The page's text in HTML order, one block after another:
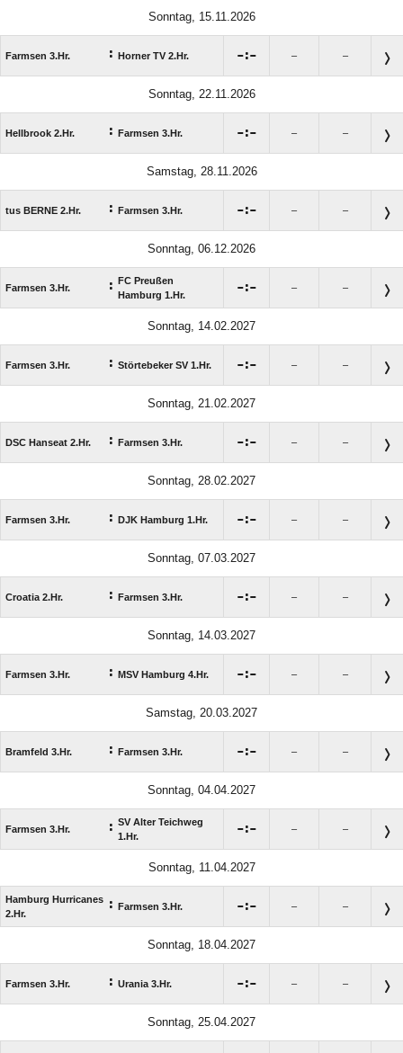
Sonntag, 15.11.2026
Farmsen 3.Hr. : Horner TV 2.Hr. : – –
Sonntag, 22.11.2026
Hellbrook 2.Hr. : Farmsen 3.Hr. : – –
Samstag, 28.11.2026
tus BERNE 2.Hr. : Farmsen 3.Hr. : – –
Sonntag, 06.12.2026
Farmsen 3.Hr. : FC Preußen
Hamburg 1.Hr.
: – –
Sonntag, 14.02.2027
Farmsen 3.Hr. : Störtebeker SV 1.Hr. : – –
Sonntag, 21.02.2027
DSC Hanseat 2.Hr. : Farmsen 3.Hr. : – –
Sonntag, 28.02.2027
Farmsen 3.Hr. : DJK Hamburg 1.Hr. : – –
Sonntag, 07.03.2027
Croatia 2.Hr. : Farmsen 3.Hr. : – –
Sonntag, 14.03.2027
Farmsen 3.Hr. : MSV Hamburg 4.Hr. : – –
Samstag, 20.03.2027
Bramfeld 3.Hr. : Farmsen 3.Hr. : – –
Sonntag, 04.04.2027
Farmsen 3.Hr. : SV Alter Teichweg
1.Hr.
: – –
Sonntag, 11.04.2027
Hamburg Hurricanes
2.Hr.
: Farmsen 3.Hr. : – –
Sonntag, 18.04.2027
Farmsen 3.Hr. : Urania 3.Hr. : – –
Sonntag, 25.04.2027